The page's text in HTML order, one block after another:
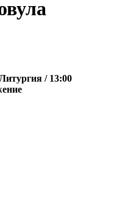
/ 13:00